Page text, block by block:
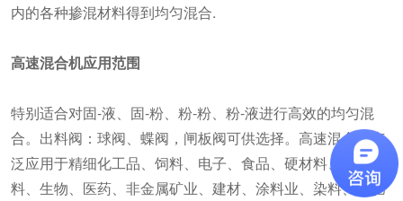
内的各种掺混材料得到均匀混合.
高速混合机应用范围
特别适合对固-液、固-粉、粉-粉、粉-液进行高效的均匀混
合。出料阀：球阀、蝶阀，闸板阀可供选择。高速混合机广
泛应用于精细化工品、饲料、电子、食品、硬材料、陶瓷材
料、生物、医药、非金属矿业、建材、涂料业、染料、化肥